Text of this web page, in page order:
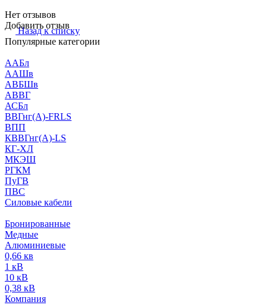
Нет отзывов
Добавить отзыв
Назад к списку
Популярные категории
ААБл
ААШв
АВБШв
АВВГ
АСБл
ВВГнг(А)-FRLS
ВПП
КВВГнг(А)-LS
КГ-ХЛ
МКЭШ
РГКМ
ПуГВ
ПВС
Силовые кабели
Бронированные
Медные
Алюминиевые
0,66 кв
1 кВ
10 кВ
0,38 кВ
Компания